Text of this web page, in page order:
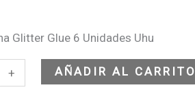
Glitter Glue 6 Unidades Uhu
+ AÑADIR AL CARRITO